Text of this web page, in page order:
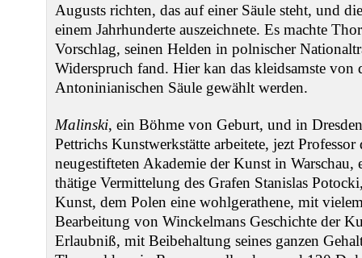
Augusts richten, das auf einer Säule steht, und
einem Jahrhunderte auszeichnete. Es machte
Vorschlag, seinen Helden in polnischer
Widerspruch fand. Hier kan das kleidsamste von
Antoninianischen Säule gewählt werden.
Malinski, ein Böhme von Geburt, und in
Pettrichs Kunstwerkstätte arbeitete, jezt
neugestifteten Akademie der Kunst in
thätige Vermittelung des Grafen Stanislas
Kunst, dem Polen eine wohlgerathene, mit
Bearbeitung von Winckelmans Geschichte der
Erlaubniß, mit Beibehaltung seines ganzen